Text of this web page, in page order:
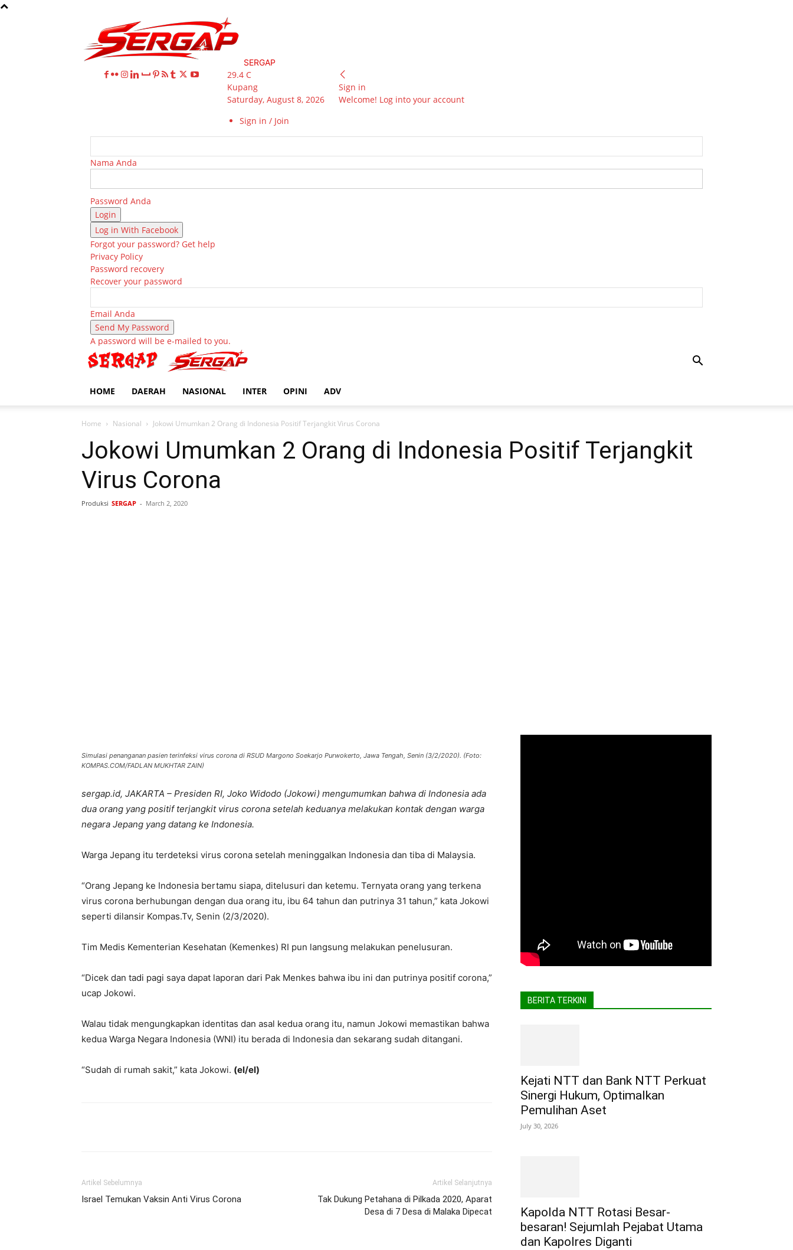
SERGAP
29.4 C
Kupang
Saturday, August 8, 2026
Sign in / Join
Sign in
Welcome! Log into your account
Nama Anda
Password Anda
Log in With Facebook
Forgot your password? Get help
Privacy Policy
Password recovery
Recover your password
Email Anda
A password will be e-mailed to you.
HOME DAERAH NASIONAL INTER OPINI ADV
Home Nasional Jokowi Umumkan 2 Orang di Indonesia Positif Terjangkit Virus Corona
Jokowi Umumkan 2 Orang di Indonesia Positif Terjangkit
Virus Corona
Produksi SERGAP - March 2, 2020
Simulasi penanganan pasien terinfeksi virus corona di RSUD Margono Soekarjo Purwokerto, Jawa Tengah, Senin (3/2/2020). (Foto:
KOMPAS.COM/FADLAN MUKHTAR ZAIN)
sergap.id, JAKARTA – Presiden RI, Joko Widodo (Jokowi) mengumumkan bahwa di Indonesia ada
dua orang yang positif terjangkit virus corona setelah keduanya melakukan kontak dengan warga
negara Jepang yang datang ke Indonesia.
Warga Jepang itu terdeteksi virus corona setelah meninggalkan Indonesia dan tiba di Malaysia.
“Orang Jepang ke Indonesia bertamu siapa, ditelusuri dan ketemu. Ternyata orang yang terkena
virus corona berhubungan dengan dua orang itu, ibu 64 tahun dan putrinya 31 tahun,” kata Jokowi
seperti dilansir Kompas.Tv, Senin (2/3/2020).
Tim Medis Kementerian Kesehatan (Kemenkes) RI pun langsung melakukan penelusuran.
“Dicek dan tadi pagi saya dapat laporan dari Pak Menkes bahwa ibu ini dan putrinya positif corona,”
ucap Jokowi.
Walau tidak mengungkapkan identitas dan asal kedua orang itu, namun Jokowi memastikan bahwa
kedua Warga Negara Indonesia (WNI) itu berada di Indonesia dan sekarang sudah ditangani.
“Sudah di rumah sakit,” kata Jokowi. (el/el)
Artikel Sebelumnya
Israel Temukan Vaksin Anti Virus Corona
Artikel Selanjutnya
Tak Dukung Petahana di Pilkada 2020, Aparat
Desa di 7 Desa di Malaka Dipecat
BERITA TERKINI
Kejati NTT dan Bank NTT Perkuat
Sinergi Hukum, Optimalkan
Pemulihan Aset
July 30, 2026
Kapolda NTT Rotasi Besar-
besaran! Sejumlah Pejabat Utama
dan Kapolres Diganti